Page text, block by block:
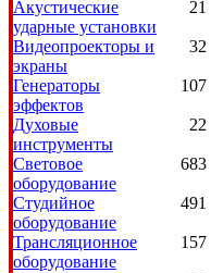
21
Акустические
ударные установки
32
Видеопроекторы и
экраны
107
Генераторы
эффектов
22
Духовые
инструменты
683
Световое
оборудование
491
Студийное
оборудование
157
Трансляционное
оборудование